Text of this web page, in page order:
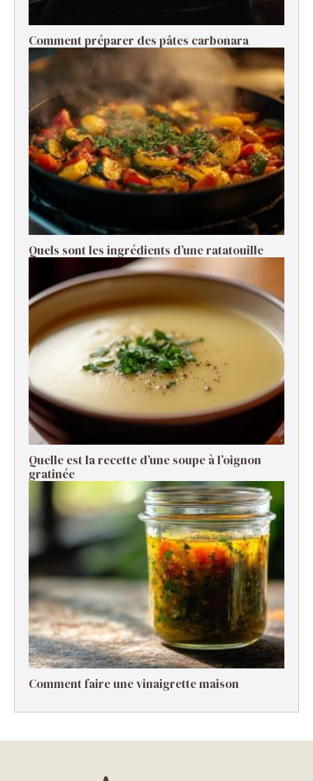
Comment préparer des pâtes carbonara ​
Quels sont les ingrédients d’une ratatouille ​
Quelle est la recette d’une soupe à l’oignon
gratinée ​
Comment faire une vinaigrette maison ​